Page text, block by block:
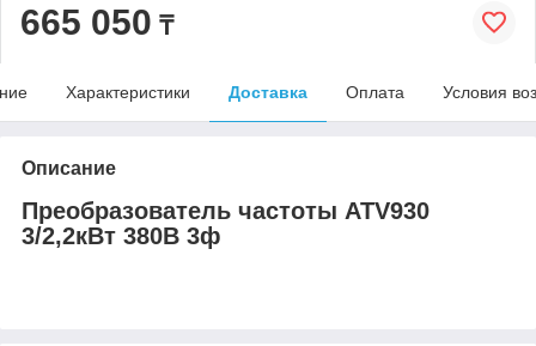
665 050 ₸
Характеристики Доставка Оплата Условия
Описание
Преобразователь частоты ATV930
3/2,2кВт 380В 3ф